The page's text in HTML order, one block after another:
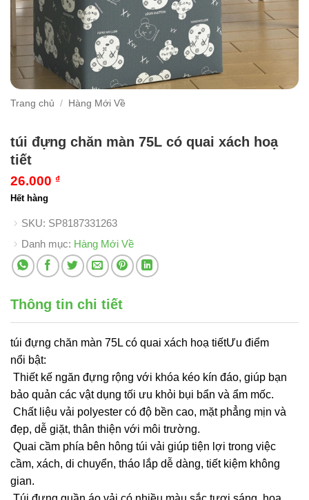
Trang chủ / Hàng Mới Về
túi đựng chăn màn 75L có quai xách hoạ
tiết
26.000 ₫
Hết hàng
SKU: SP8187331263
Danh mục: Hàng Mới Về
Thông tin chi tiết
túi đựng chăn màn 75L có quai xách hoạ tiếtƯu điểm
nổi bật:
Thiết kế ngăn đựng rộng với khóa kéo kín đáo, giúp bạn
bảo quản các vật dụng tối ưu khỏi bụi bẩn và ẩm mốc.
Chất liệu vải polyester có độ bền cao, mặt phẳng mịn và
đẹp, dễ giặt, thân thiện với môi trường.
Quai cầm phía bên hông túi vải giúp tiện lợi trong việc
cầm, xách, di chuyển, tháo lắp dễ dàng, tiết kiệm không
gian.